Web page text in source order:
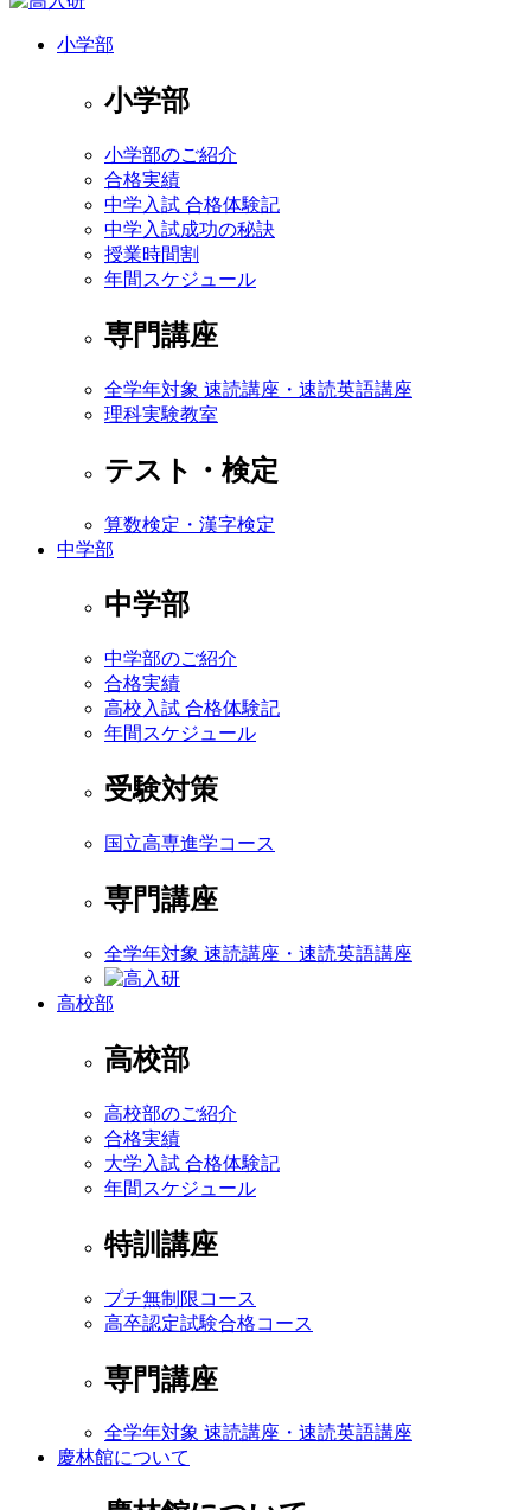
小学部
小学部
小学部のご紹介
合格実績
中学入試 合格体験記
中学入試成功の秘訣
授業時間割
年間スケジュール
専門講座
全学年対象 速読講座・速読英語講座
理科実験教室
テスト・検定
算数検定・漢字検定
中学部
中学部
中学部のご紹介
合格実績
高校入試 合格体験記
年間スケジュール
受験対策
国立高専進学コース
専門講座
全学年対象 速読講座・速読英語講座
高校部
高校部
高校部のご紹介
合格実績
大学入試 合格体験記
年間スケジュール
特訓講座
プチ無制限コース
高卒認定試験合格コース
専門講座
全学年対象 速読講座・速読英語講座
慶林館について